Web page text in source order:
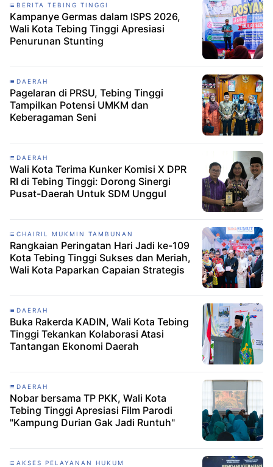
BERITA TEBING TINGGI
Kampanye Germas dalam ISPS 2026,
Wali Kota Tebing Tinggi Apresiasi
Penurunan Stunting
DAERAH
Pagelaran di PRSU, Tebing Tinggi
Tampilkan Potensi UMKM dan
Keberagaman Seni
DAERAH
Wali Kota Terima Kunker Komisi X DPR
RI di Tebing Tinggi: Dorong Sinergi
Pusat-Daerah Untuk SDM Unggul
CHAIRIL MUKMIN TAMBUNAN
Rangkaian Peringatan Hari Jadi ke-109
Kota Tebing Tinggi Sukses dan Meriah,
Wali Kota Paparkan Capaian Strategis
DAERAH
Buka Rakerda KADIN, Wali Kota Tebing
Tinggi Tekankan Kolaborasi Atasi
Tantangan Ekonomi Daerah
DAERAH
Nobar bersama TP PKK, Wali Kota
Tebing Tinggi Apresiasi Film Parodi
"Kampung Durian Gak Jadi Runtuh"
AKSES PELAYANAN HUKUM